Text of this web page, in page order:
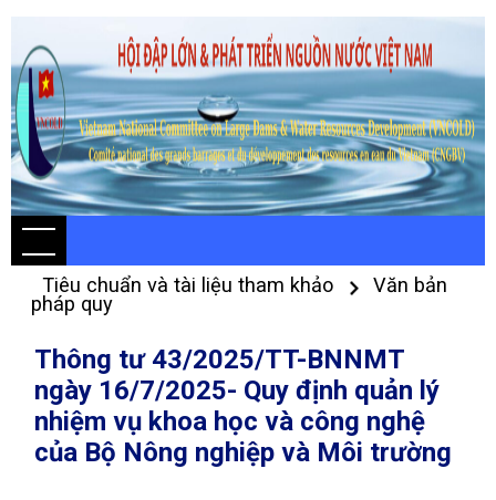
Tiêu chuẩn và tài liệu tham khảo
Văn bản
pháp quy
Thông tư 43/2025/TT-BNNMT
ngày 16/7/2025- Quy định quản lý
nhiệm vụ khoa học và công nghệ
của Bộ Nông nghiệp và Môi trường